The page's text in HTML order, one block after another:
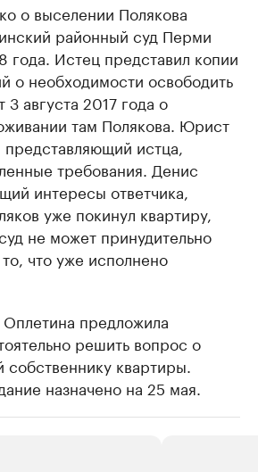
о выселении Полякова
районный суд Перми
года. Истец представил копии
о необходимости освободить
3 августа 2017 года о
там Полякова. Юрист
истца,
требования. Денис
интересы ответчика,
уже покинул квартиру,
не может принудительно
то, что уже исполнено
Оплетина предложила
решить вопрос о
собственнику квартиры.
назначено на 25 мая.